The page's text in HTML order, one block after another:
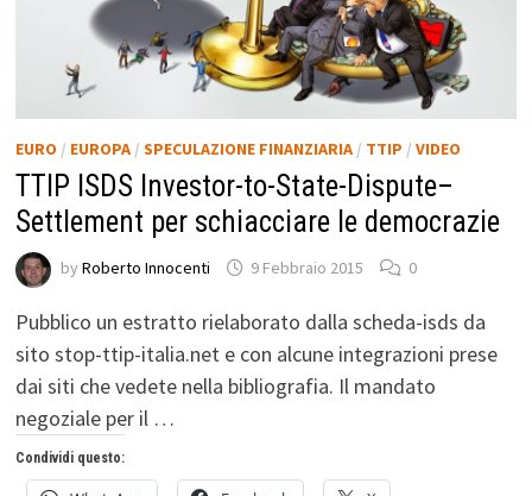
EURO / EUROPA/ SPECULAZIONE FINANZIARIA/ TTIP / VIDEO
TTIP ISDS Investor-to-State-Dispute–
Settlement per schiacciare le democrazie
by Roberto Innocenti 9 Febbraio 2015 0
Pubblico un estratto rielaborato dalla scheda-isds da
sito stop-ttip-italia.net e con alcune integrazioni prese
dai siti che vedete nella bibliografia. Il mandato
negoziale per il …
Condividi questo: